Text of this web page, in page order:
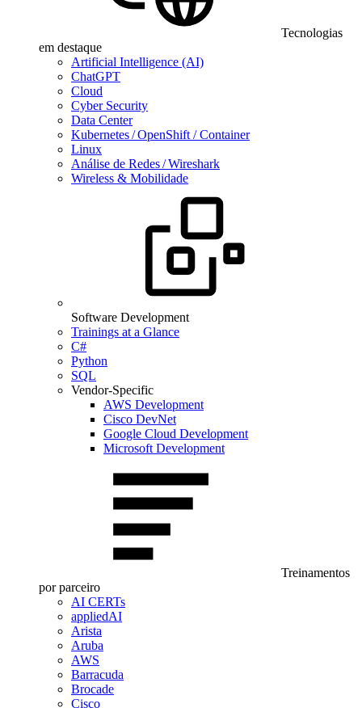
Tecnologias
em destaque
Artificial Intelligence (AI)
ChatGPT
Cloud
Cyber Security
Data Center
Kubernetes / OpenShift / Container
Linux
Análise de Redes / Wireshark
Wireless & Mobilidade
Software Development
Trainings at a Glance
C#
Python
SQL
Vendor-Specific
AWS Development
Cisco DevNet
Google Cloud Development
Microsoft Development
Treinamentos
por parceiro
AI CERTs
appliedAI
Arista
Aruba
AWS
Barracuda
Brocade
Cisco